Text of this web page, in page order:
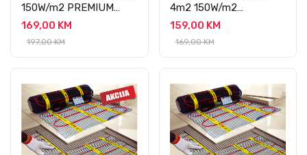
150W/m2 PREMIUM
PROFESSIONAL
169,00 KM
197,00 KM
4m2 150W/m2
PREMIUM
PROFESSIONAL
159,00 KM
169,00 KM